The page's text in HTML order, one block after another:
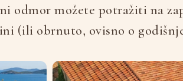
odmor možete potražiti na
(ili obrnuto, ovisno o